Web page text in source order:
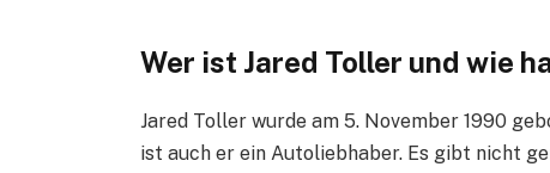
Wer ist Jared Toller und wie
Jared Toller wurde am 5. November 1990
ist auch er ein Autoliebhaber. Es gibt nicht